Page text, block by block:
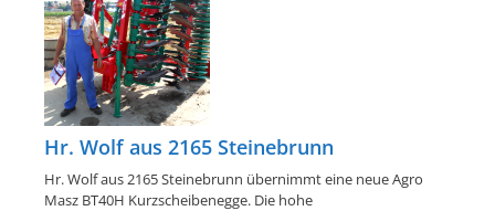
Hr. Wolf aus 2165 Steinebrunn
Hr. Wolf aus 2165 Steinebrunn übernimmt eine neue Agro
Masz BT40H Kurzscheibenegge. Die hohe